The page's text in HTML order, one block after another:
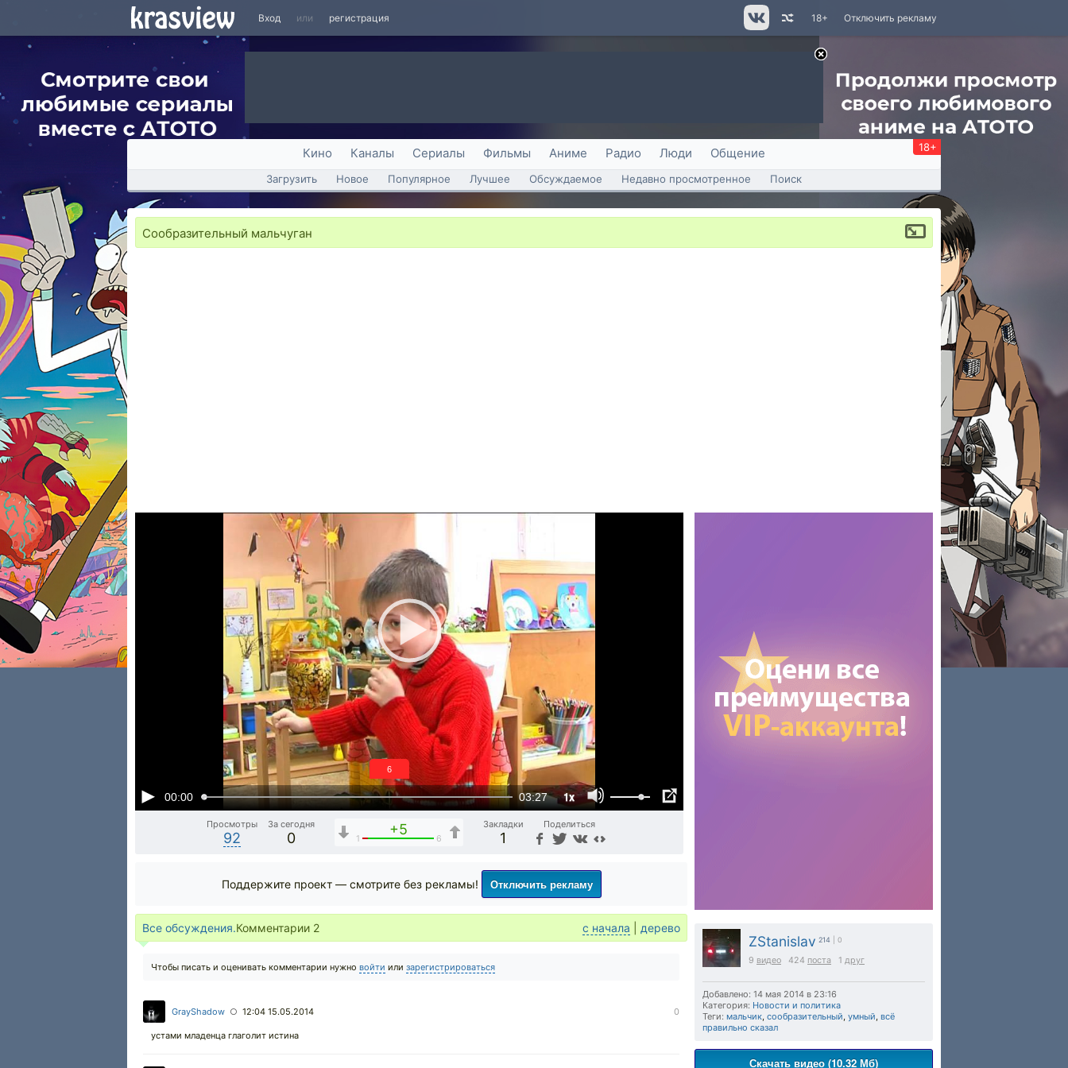
Вход или регистрация Отключить рекламу
18+
Кино Каналы Сериалы Фильмы Аниме Радио Люди Общение 18+
Загрузить Новое Популярное Лучшее Обсуждаемое Недавно просмотренное Поиск
Сообразительный мальчуган
00:00 03:27 1x
5
Просмотры
92
За сегодня
0
+5
1 6
Закладки
1
Поделиться
ZStanislav 214 | 0
9 видео 424 поста 1 друг
Добавлено: 14 мая 2014 в 23:16
Категория: Новости и политика
Теги: мальчик, сообразительный, умный, всё
правильно сказал
Скачать видео (10.32 Мб)
Поддержите проект — смотрите без рекламы! Отключить рекламу
Все обсуждения.Комментарии 2 с начала дерево
Чтобы писать и оценивать комментарии нужно войти или зарегистрироваться
GrayShadow ○ 12:04 15.05.2014 0
устами младенца глаголит истина